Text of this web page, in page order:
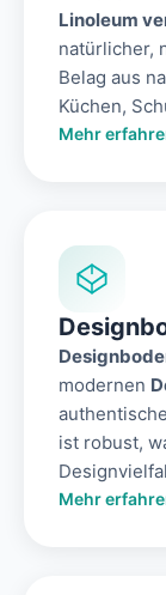
Linoleum
natürlicher,
Belag aus
Küchen,
Mehr
modernen
ist robust,
Mehr